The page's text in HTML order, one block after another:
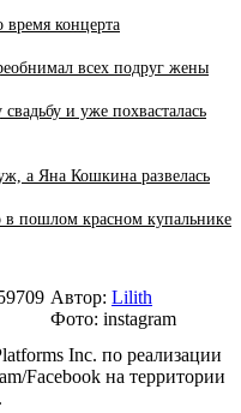
концерта
всех подруг жены
и уже похвасталась
а Яна Кошкина развелась
пошлом красном купальнике
Автор: Lilith
Фото: instagram
Inc. по реализации
Facebook на территории